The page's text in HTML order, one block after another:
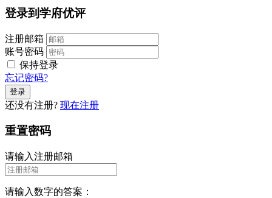
登录到学府优评
注册邮箱
账号密码
保持登录
忘记密码?
还没有注册? 现在注册
重置密码
请输入注册邮箱
请输入数字的答案：